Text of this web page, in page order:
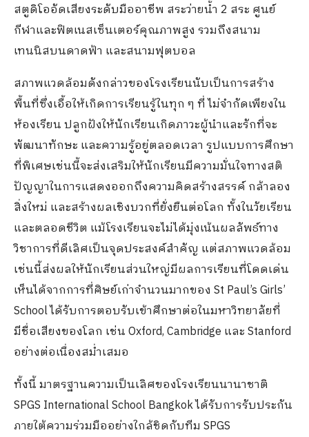
สตูดิโออัดเสียงระดับมืออาชีพ สระว่ายน้ำ 2 สระ ศูนย์
กีฬาและฟิตเนสเซ็นเตอร์คุณภาพสูง รวมถึงสนาม
เทนนิสบนดาดฟ้า และสนามฟุตบอล
สภาพแวดล้อมดังกล่าวของโรงเรียนนับเป็นการสร้าง
พื้นที่ซึ่งเอื้อให้เกิดการเรียนรู้ในทุก ๆ ที่ ไม่จำกัดเพียงใน
ห้องเรียน ปลูกฝังให้นักเรียนเกิดภาวะผู้นำและรักที่จะ
พัฒนาทักษะ และความรู้อยู่ตลอดเวลา รูปแบบการศึกษา
ที่พิเศษเช่นนี้จะส่งเสริมให้นักเรียนมีความมั่นใจทางสติ
ปัญญาในการแสดงออกถึงความคิดสร้างสรรค์ กล้าลอง
สิ่งใหม่ และสร้างผลเชิงบวกที่ยั่งยืนต่อโลก ทั้งในวัยเรียน
และตลอดชีวิต แม้โรงเรียนจะไม่ได้มุ่งเน้นผลลัพธ์ทาง
วิชาการที่ดีเลิศเป็นจุดประสงค์สำคัญ แต่สภาพแวดล้อม
เช่นนี้ส่งผลให้นักเรียนส่วนใหญ่มีผลการเรียนที่โดดเด่น
เห็นได้จากการที่ศิษย์เก่าจำนวนมากของ St Paul’s Girls’
School ได้รับการตอบรับเข้าศึกษาต่อในมหาวิทยาลัยที่
มีชื่อเสียงของโลก เช่น Oxford, Cambridge และ Stanford
อย่างต่อเนื่องสม่ำเสมอ
ทั้งนี้ มาตรฐานความเป็นเลิศของโรงเรียนนานาชาติ
SPGS International School Bangkok ได้รับการรับประกัน
ภายใต้ความร่วมมืออย่างใกล้ชิดกับทีม SPGS